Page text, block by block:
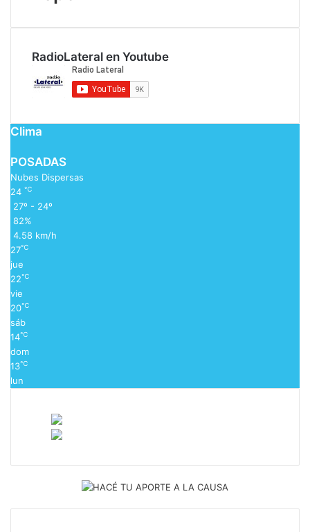
RadioLateral en Youtube
Clima
POSADAS
Nubes Dispersas
24 ℃
27º - 24º
82%
4.58 km/h
27℃
jue
22℃
vie
20℃
sáb
14℃
dom
13℃
lun